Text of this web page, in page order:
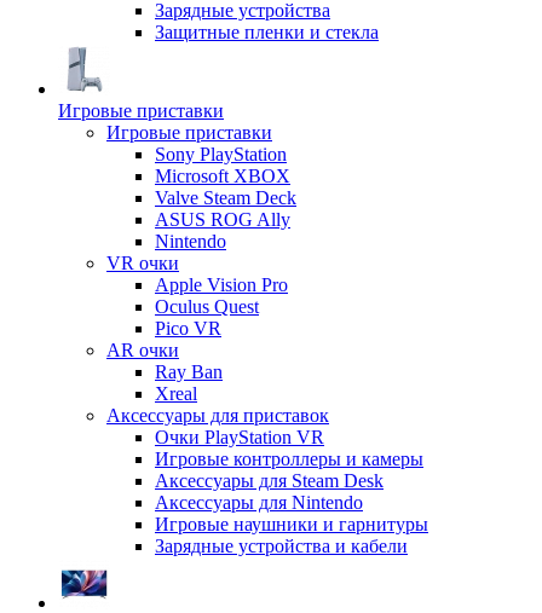
Зарядные устройства
Защитные пленки и стекла
Игровые приставки
Игровые приставки
Sony PlayStation
Microsoft XBOX
Valve Steam Deck
ASUS ROG Ally
Nintendo
VR очки
Apple Vision Pro
Oculus Quest
Pico VR
AR очки
Ray Ban
Xreal
Аксессуары для приставок
Очки PlayStation VR
Игровые контроллеры и камеры
Аксессуары для Steam Desk
Аксессуары для Nintendo
Игровые наушники и гарнитуры
Зарядные устройства и кабели